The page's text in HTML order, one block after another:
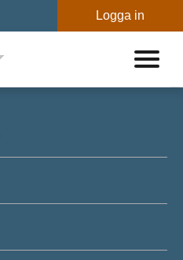
Logga in